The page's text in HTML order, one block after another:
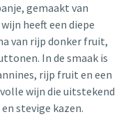
gemaakt van
heeft een diepe
van rijp donker fruit,
In de smaak is
rijp fruit en een
wijn die uitstekend
stevige kazen.